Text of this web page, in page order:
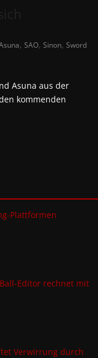
, SAO, Sinon, Sword
Asuna aus der
kommenden
Plattformen
Editor rechnet mit
Verwirrung durch